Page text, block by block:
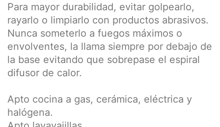
Para mayor durabilidad, evitar golpearlo,
rayarlo o limpiarlo con productos abrasivos.
Nunca someterlo a fuegos máximos o
envolventes, la llama siempre por debajo de
la base evitando que sobrepase el espiral
difusor de calor.
Apto cocina a gas, cerámica, eléctrica y
halógena.